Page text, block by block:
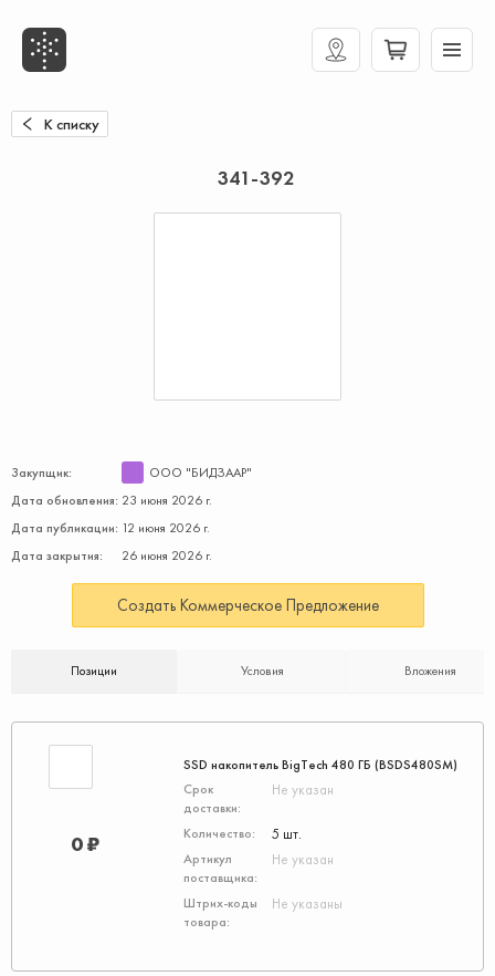
К списку
341-392
Закупщик:
ООО "БИДЗААР"
Дата обновления: 23 июня 2026 г.
Дата публикации: 12 июня 2026 г.
Дата закрытия:
26 июня 2026 г.
Создать Коммерческое Предложение
Позиции Условия Вложения
SSD накопитель BigTech 480 ГБ (BSDS480SM)
Не указан
5 шт.
Не указан
Не указаны
0 ₽